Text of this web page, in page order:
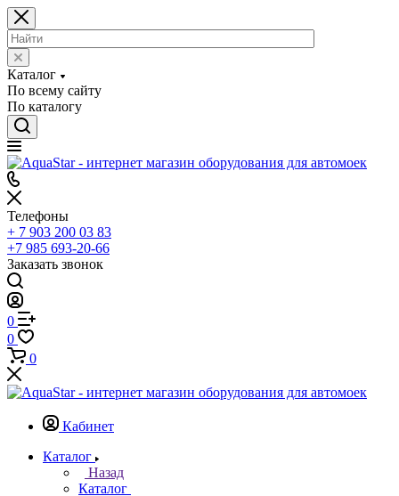
Каталог
По всему сайту
По каталогу
Телефоны
+ 7 903 200 03 83
+7 985 693-20-66
Заказать звонок
0
0
0
Кабинет
Каталог
Назад
Каталог